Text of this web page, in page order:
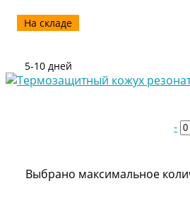
На складе
5-10 дней
-
Выбрано максимальное